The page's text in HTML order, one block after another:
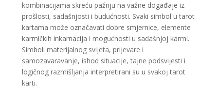
kombinacijama skreću pažnju na važne događaje iz
prošlosti, sadašnjosti i budućnosti. Svaki simbol u tarot
kartama može označavati dobre smjernice, elemente
karmičkih inkarnacija i mogućnosti u sadašnjoj karmi.
Simboli materijalnog svijeta, prijevare i
samozavaravanje, ishod situacije, tajne podsvijesti i
logičnog razmišljanja interpretirani su u svakoj tarot
karti.